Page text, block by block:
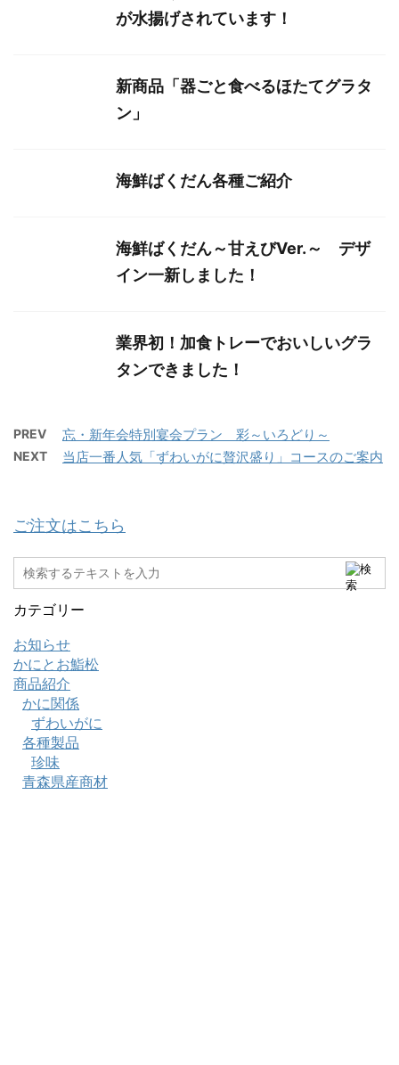
が水揚げされています！
新商品「器ごと食べるほたてグラタ
ン」
海鮮ばくだん各種ご紹介
海鮮ばくだん～甘えびVer.～ デザ
イン一新しました！
業界初！加食トレーでおいしいグラ
タンできました！
PREV 忘・新年会特別宴会プラン 彩～いろどり～
NEXT 当店一番人気「ずわいがに贅沢盛り」コースのご案内
ご注文はこちら
カテゴリー
お知らせ
かにとお鮨松
商品紹介
かに関係
ずわいがに
各種製品
珍味
青森県産商材